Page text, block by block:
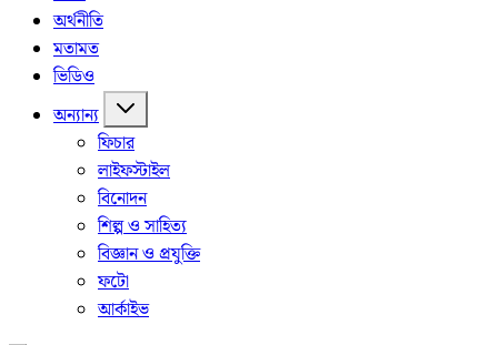
অর্থনীতি
মতামত
ভিডিও
অন্যান্য
ফিচার
লাইফস্টাইল
বিনোদন
শিল্প ও সাহিত্য
বিজ্ঞান ও প্রযুক্তি
ফটো
আর্কাইভ